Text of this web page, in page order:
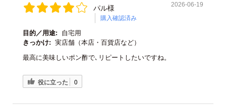
パル様
購入確認済み
2026-06-19
目的／用途:
自宅用
きっかけ: 実店舗（本店・百貨店など）
最高に美味しいポン酢で､リピートしたいですね。
役に立った 0